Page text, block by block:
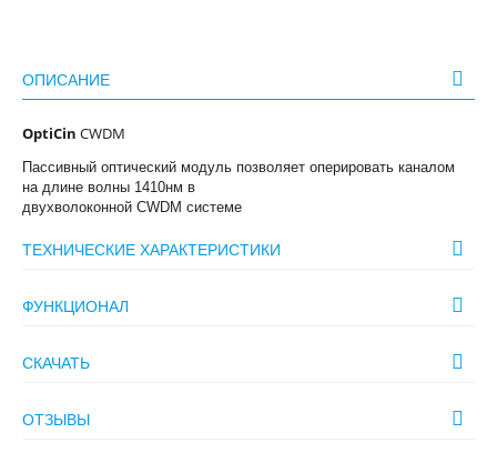
ОПИСАНИЕ
OptiCin CWDM
Пассивный оптический модуль позволяет оперировать каналом
на длине волны 1410нм в
двухволоконной CWDM системе
ТЕХНИЧЕСКИЕ ХАРАКТЕРИСТИКИ
ФУНКЦИОНАЛ
СКАЧАТЬ
ОТЗЫВЫ